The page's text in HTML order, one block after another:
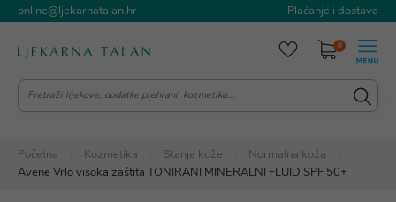
online@ljekarnatalan.hr Plaćanje i dostava
0
Početna Kozmetika Stanja kože
Normalna koža
Avene Vrlo visoka zaštita TONIRANI MINERALNI FLUID SPF 50+